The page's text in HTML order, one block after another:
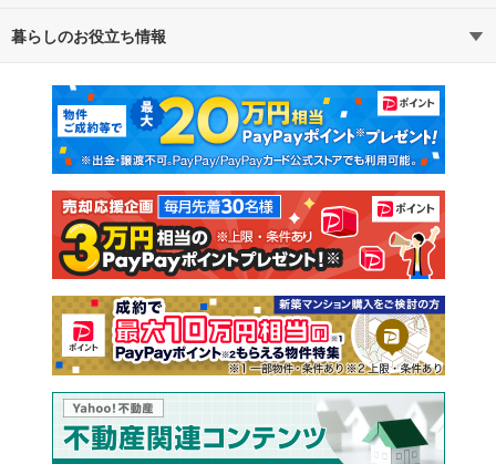
通勤・通学時間から探す
不動産・住宅
新築マンション 中古マンション
新築一戸建て 中古一戸建て
注文住宅 土地
売却査定
暮らしのお役立ち情報
マンションカタログ 教えて！住まいの先生